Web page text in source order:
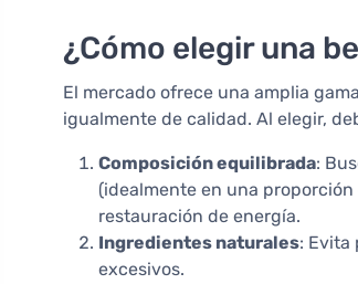
¿Cómo elegir una
El mercado ofrece una amplia
igualmente de calidad. Al elegir,
Composición equilibrada:
(idealmente en una
restauración de energía.
Ingredientes naturales: Evita
excesivos.